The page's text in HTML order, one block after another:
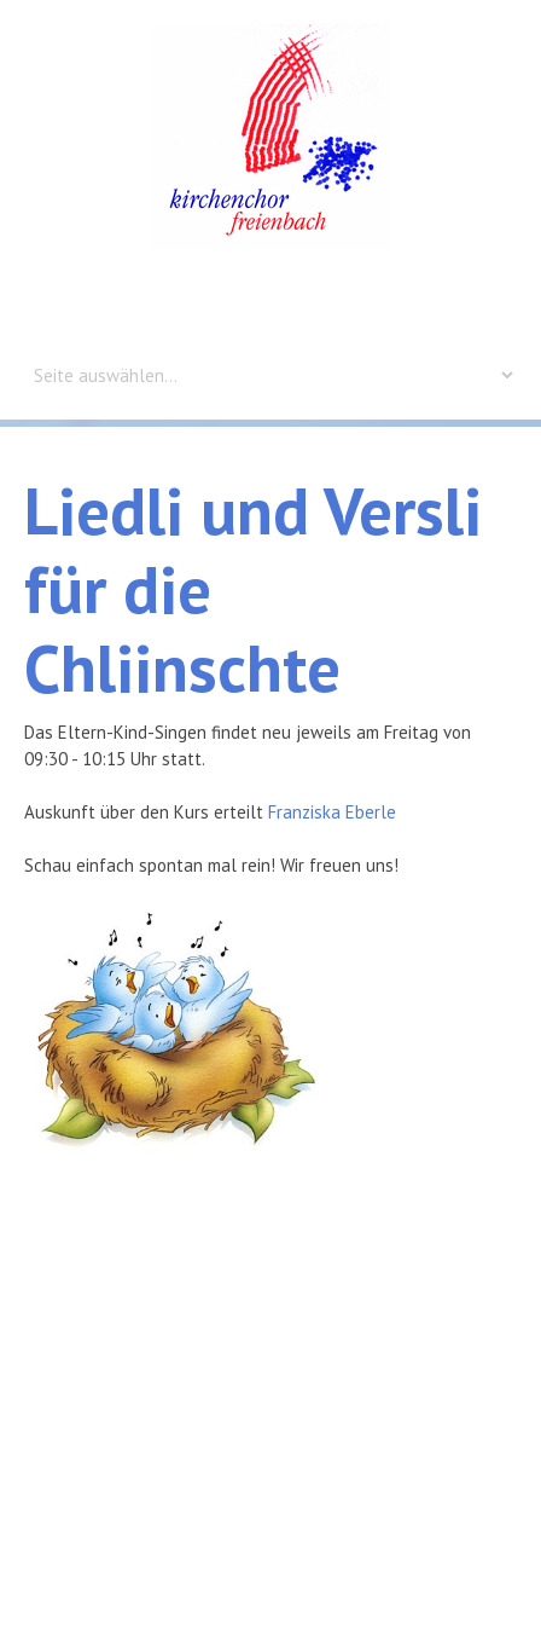
Home
Probeplan
Verein
Media
Liedli undVersli
für die
Chliinschte
Das Eltern-Kind-Singen findet neu jeweils am Freitag von
09:30 - 10:15 Uhr statt.
Auskunft über den Kurs erteilt Franziska Eberle
Schau einfach spontan mal rein! Wir freuen uns!